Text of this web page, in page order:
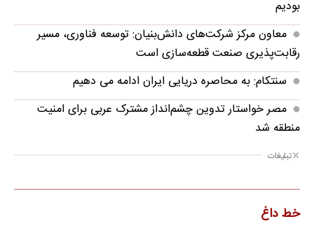
بودیم
معاون مرکز شرکت‌های دانش‌بنیان: توسعه فناوری، مسیر
رقابت‌پذیری صنعت قطعه‌سازی است
سنتکام: به محاصره دریایی ایران ادامه می دهیم
مصر خواستار تدوین چشم‌انداز مشترک عربی برای امنیت
منطقه شد
تبلیغات
خط داغ